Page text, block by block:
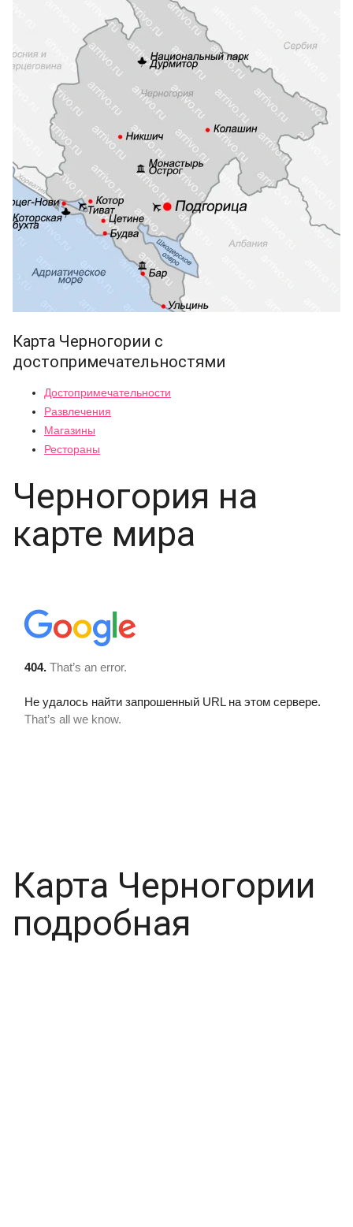
Карта Черногории с
достопримечательностями
Достопримечательности
Развлечения
Магазины
Рестораны
Черногория на
карте мира
Карта Черногории
подробная